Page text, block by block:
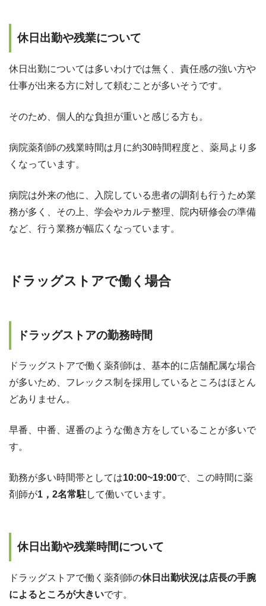
休日出勤や残業について
休日出勤については多いわけでは無く、責任感の強い方や
仕事が出来る方に対して頼むことが多いそうです。
そのため、個人的な負担が重いと感じる方も。
病院薬剤師の残業時間は月に約30時間程度と、薬局より多
くなっています。
病院は外来の他に、入院している患者の調剤も行うため業
務が多く、その上、学会やカルテ整理、院内研修会の準備
など、行う業務が幅広くなっています。
ドラッグストアで働く場合
ドラッグストアの勤務時間
ドラッグストアで働く薬剤師は、基本的に店舗配属な場合
が多いため、フレックス制を採用しているところはほとん
どありません。
早番、中番、遅番のような働き方をしていることが多いで
す。
勤務が多い時間帯としては10:00~19:00で、この時間に薬
剤師が1，2名常駐して働いています。
休日出勤や残業時間について
ドラッグストアで働く薬剤師の休日出勤状況は店長の手腕
によるところが大きいです。